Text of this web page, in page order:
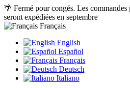
🌴 Fermé pour congés. Les commandes
seront expédiées en septembre
Français
English
Español
Français
Deutsch
Italiano